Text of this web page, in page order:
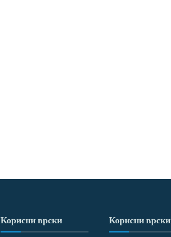
Корисни врски Корисни врски